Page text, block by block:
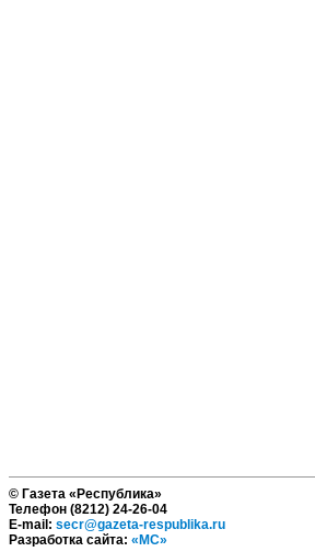
© Газета «Республика»
Телефон (8212) 24-26-04
E-mail: secr@gazeta-respublika.ru
Разработка сайта: «МС»